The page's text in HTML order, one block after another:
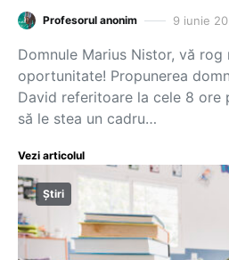
Profesorul anonim 9 iunie
Domnule Marius Nistor, vă rog
oportunitate! Propunerea
David referitoare la cele 8 ore
să le stea un cadru…
Vezi articolul
Știri